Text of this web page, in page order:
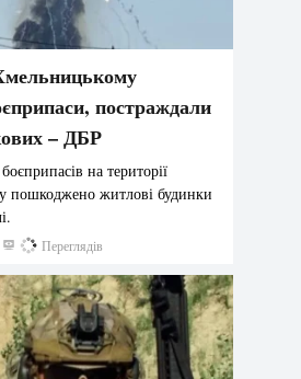
постраждали
– ДБР
на території
пошкоджено житлові будинки
183 Переглядів